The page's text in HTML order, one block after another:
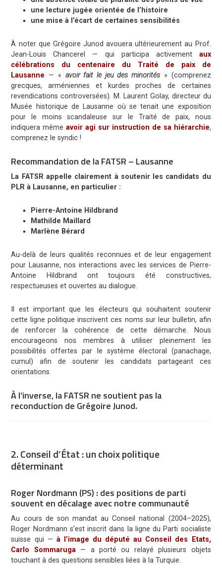
une lecture jugée orientée de l’histoire
une mise à l’écart de certaines sensibilités
À noter que Grégoire Junod avouera ultérieurement au Prof.
Jean-Louis Chancerel — qui participa activement aux
célébrations du centenaire du Traité de paix de
Lausanne — « avoir fait le jeu des minorités » (comprenez
grecques, arméniennes et kurdes proches de certaines
revendications controversées). M. Laurent Golay, directeur du
Musée historique de Lausanne où se tenait une exposition
pour le moins scandaleuse sur le Traité de paix, nous
indiquera mêmeavoir agi sur instruction de sa hiérarchie,
comprenez le syndic !
Recommandation de la FATSR – Lausanne
La FATSR appelle clairement à soutenir les candidats du
PLR à Lausanne, en particulier :
Pierre-Antoine Hildbrand
Mathilde Maillard
Marlène Bérard
Au-delà de leurs qualités reconnues et de leur engagement
pour Lausanne, nos interactions avec les services de Pierre-
Antoine Hildbrand ont toujours été constructives,
respectueuses et ouvertes au dialogue.
Il est important que les électeurs qui souhaitent soutenir
cette ligne politique inscrivent ces noms sur leur bulletin, afin
de renforcer la cohérence de cette démarche. Nous
encourageons nos membres à utiliser pleinement les
possibilités offertes par le système électoral (panachage,
cumul) afin de soutenir les candidats partageant ces
orientations.
À l’inverse, la FATSR ne soutient pas la
reconduction de Grégoire Junod.
2. Conseil d’État : un choix politique
déterminant
Roger Nordmann (PS) : des positions de parti
souvent en décalage avec notre communauté
Au cours de son mandat au Conseil national (2004–2025),
Roger Nordmann s’est inscrit dans la ligne du Parti socialiste
suisse qui — à l’image du député au Conseil des Etats,
Carlo Sommaruga— a porté ou relayé plusieurs objets
touchant à des questions sensibles liées à la Turquie.